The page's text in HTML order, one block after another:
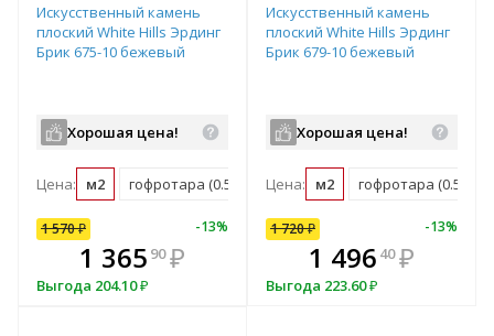
Искусственный камень
плоский White Hills Эрдинг
Брик 675-10 бежевый
Хорошая цена!
Цена: м2 гофротара (0.576 м2)
1 570₽ -13%
1 365 90 ₽
Выгода 204.10₽
В комплекте
всегда выгоднее!
Искусственный камень
плоский White Hills Эрдинг
Брик 679-10 бежевый
Хорошая цена!
Цена: м2 гофротара (0.576
7% 1 720 -
1 54800
Выгода172
1 720₽ -13%
1 496 40 ₽
Выгода 223.60₽